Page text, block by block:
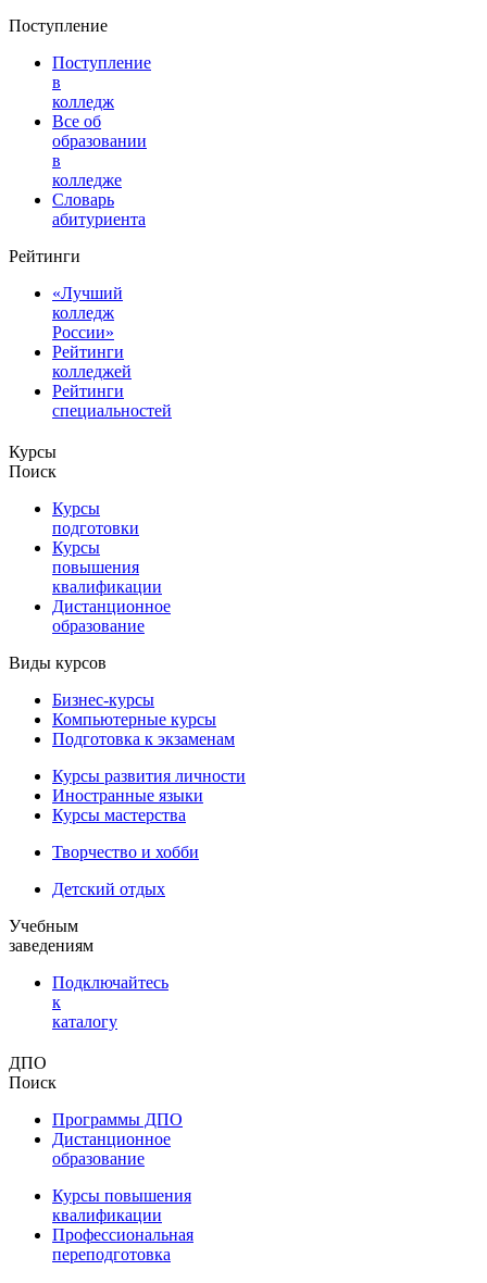
Поступление
Поступление
в
колледж
Все об
образовании
в
колледже
Словарь
абитуриента
Рейтинги
«Лучший
колледж
России»
Рейтинги
колледжей
Рейтинги
специальностей
Курсы
Поиск
Курсы
подготовки
Курсы
повышения
квалификации
Дистанционное
образование
Виды курсов
Бизнес-курсы
Компьютерные курсы
Подготовка к экзаменам
Курсы развития личности
Иностранные языки
Курсы мастерства
Творчество и хобби
Детский отдых
Учебным
заведениям
Подключайтесь
к
каталогу
ДПО
Поиск
Программы ДПО
Дистанционное
образование
Курсы повышения
квалификации
Профессиональная
переподготовка